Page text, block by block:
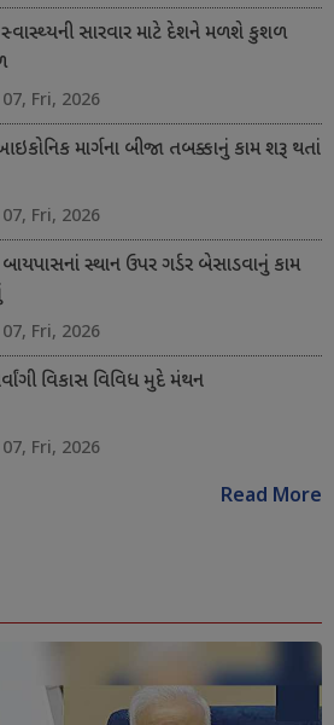
સારવાર માટે દેશને મળશે કુશળ
Fri, 2026
માર્ગના બીજા તબક્કાનું કામ શરૂ થતાં
Fri, 2026
બાયપાસનાં સ્થાન ઉપર ગર્ડર બેસાડવાનું કામ
Fri, 2026
વિકાસ વિવિધ મુદે મંથન
Fri, 2026
Read More